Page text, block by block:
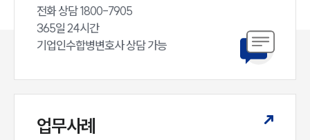
전화 상담 1800-7905
365일 24시간
기업인수합병변호사 상담 가능
업무사례